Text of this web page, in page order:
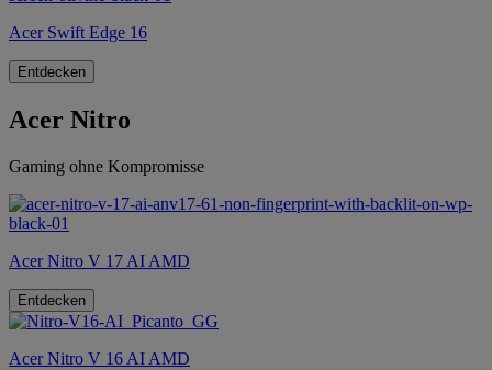
Acer Swift Edge 16
Entdecken
Acer Nitro
Gaming ohne Kompromisse
Acer Nitro V 17 AI AMD
Entdecken
Acer Nitro V 16 AI AMD